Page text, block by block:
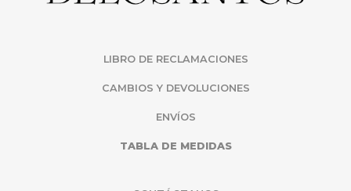
LIBRO DE RECLAMACIONES
CAMBIOS Y DEVOLUCIONES
ENVÍOS
TABLA DE MEDIDAS